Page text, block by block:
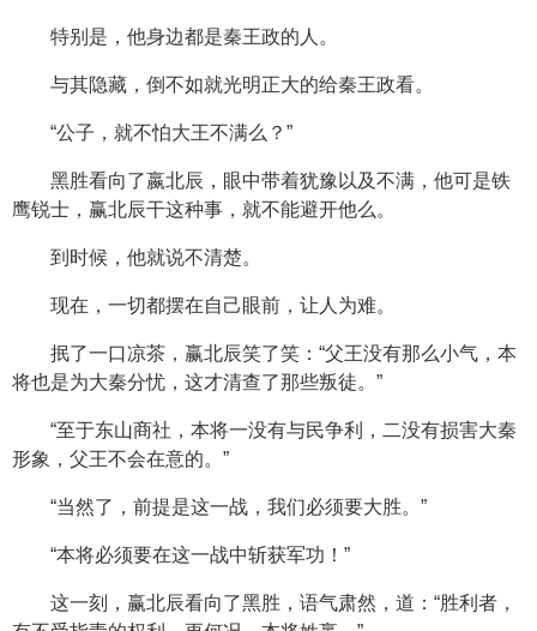
特别是，他身边都是秦王政的人。
与其隐藏，倒不如就光明正大的给秦王政看。
“公子，就不怕大王不满么？”
黑胜看向了嬴北辰，眼中带着犹豫以及不满，他可是铁
鹰锐士，赢北辰干这种事，就不能避开他么。
到时候，他就说不清楚。
现在，一切都摆在自己眼前，让人为难。
抿了一口凉茶，赢北辰笑了笑：“父王没有那么小气，本
将也是为大秦分忧，这才清查了那些叛徒。”
“至于东山商社，本将一没有与民争利，二没有损害大秦
形象，父王不会在意的。”
“当然了，前提是这一战，我们必须要大胜。”
“本将必须要在这一战中斩获军功！”
这一刻，赢北辰看向了黑胜，语气肃然，道：“胜利者，